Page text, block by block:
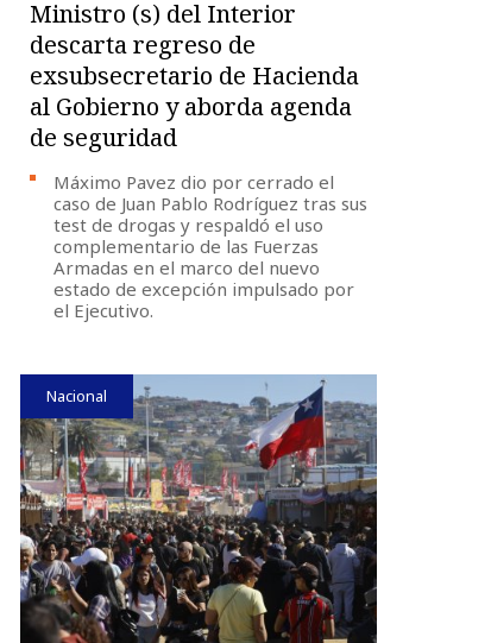
Ministro (s) del Interior
descarta regreso de
exsubsecretario de Hacienda
al Gobierno y aborda agenda
de seguridad
Máximo Pavez dio por cerrado el
caso de Juan Pablo Rodríguez tras sus
test de drogas y respaldó el uso
complementario de las Fuerzas
Armadas en el marco del nuevo
estado de excepción impulsado por
el Ejecutivo.
Nacional